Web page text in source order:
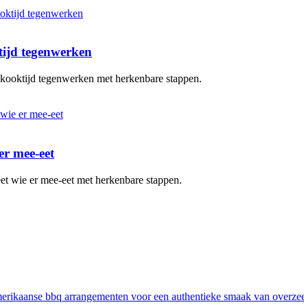
tegenwerken
tegenwerken met herkenbare stappen.
mee-eet
wie er mee-eet met herkenbare stappen.
bbq arrangementen voor een authentieke smaak van